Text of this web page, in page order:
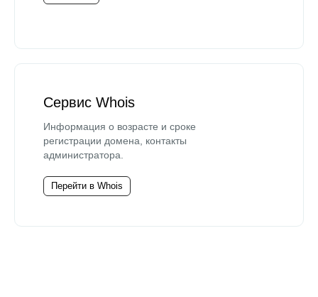
Сервис Whois
Информация о возрасте и сроке
регистрации домена, контакты
администратора.
Перейти в Whois